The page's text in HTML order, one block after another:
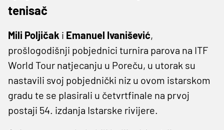
tenisač
Mili Poljičak i Emanuel Ivanišević,
prošlogodišnji pobjednici turnira parova na ITF
World Tour natjecanju u Poreču, u utorak su
nastavili svoj pobjednički niz u ovom istarskom
gradu te se plasirali u četvrtfinale na prvoj
postaji 54. izdanja Istarske rivijere.